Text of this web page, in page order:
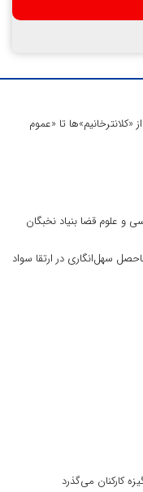
«کلانترخانیم»ها تا «عموم
و علوم قضا بنیاد نخبگان
سهل‌انگاری در ارتقا سواد
کارکنان می‌گذرد